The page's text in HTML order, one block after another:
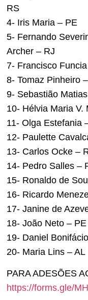
RS
4- Iris Maria – PE
5- Fernando
Archer – RJ
7- Francisco
8- Tomaz Pinheiro
9- Sebastião
10- Hélvia Maria V.
11- Olga Estefania
12- Paulette
13- Carlos Ocke –
14- Pedro Salles –
15- Ronaldo de
16- Ricardo
17- Janine de
18- João Neto – PE
19- Daniel
20- Maria Lins – AL
PARA ADESÕES
https://forms.gle/